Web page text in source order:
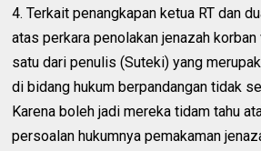
4. Terkait penangkapan ketua RT dan
atas perkara penolakan jenazah
satu dari penulis (Suteki) yang
di bidang hukum berpandangan tidak
Karena boleh jadi mereka tidam tahu
persoalan hukumnya pemakaman